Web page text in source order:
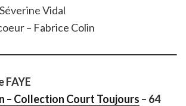
Vidal
– Fabrice Colin
FAYE
– Collection Court Toujours – 64